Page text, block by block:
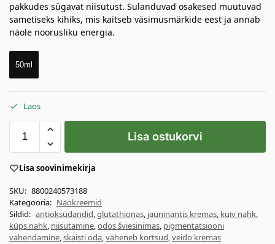
pakkudes sügavat niisutust. Sulanduvad osakesed muutuvad
sametiseks kihiks, mis kaitseb väsimusmärkide eest ja annab
näole noorusliku energia.
50ml
Laos
Lisa ostukorvi
Lisa soovinimekirja
SKU: 8800240573188
Kategooria: Näokreemid
Sildid: antioksüdandid,glutathionas, jauninantis kremas, kuiv nahk,
küps nahk, niisutamine,odos šviesinimas, pigmentatsiooni
vähendamine,skaisti oda,väheneb kortsud,veido kremas